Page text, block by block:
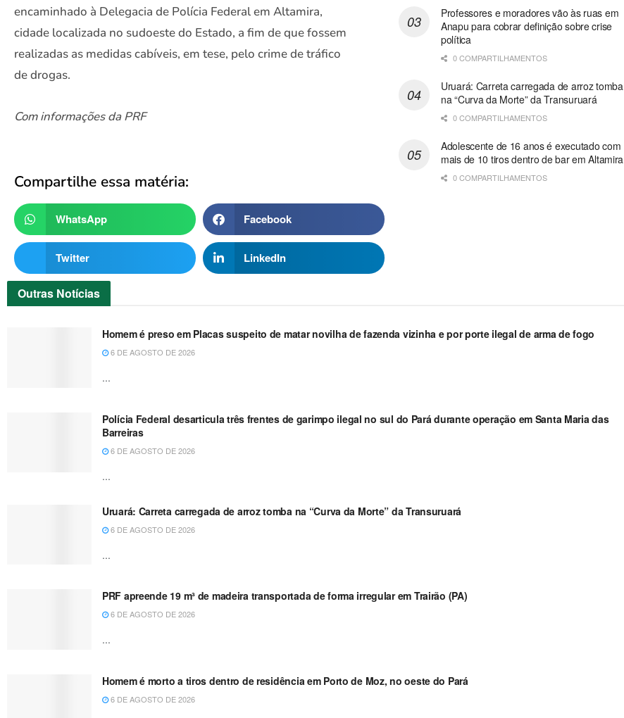
encaminhado à Delegacia de Polícia Federal em Altamira,
cidade localizada no sudoeste do Estado, a fim de que fossem
realizadas as medidas cabíveis, em tese, pelo crime de tráfico
de drogas.
Com informações da PRF
Compartilhe essa matéria:
WhatsApp Facebook
Twitter LinkedIn
Professores e moradores vão às ruas em
Anapu para cobrar definição sobre crise
política
0 COMPARTILHAMENTOS
Uruará: Carreta carregada de arroz tomba
na “Curva da Morte” da Transuruará
0 COMPARTILHAMENTOS
Adolescente de 16 anos é executado com
mais de 10 tiros dentro de bar em Altamira
0 COMPARTILHAMENTOS
Outras Notícias
Homem é preso em Placas suspeito de matar novilha de fazenda vizinha e por porte ilegal de arma de fogo
6 DE AGOSTO DE 2026
...
Polícia Federal desarticula três frentes de garimpo ilegal no sul do Pará durante operação em Santa Maria das
Barreiras
6 DE AGOSTO DE 2026
...
Uruará: Carreta carregada de arroz tomba na “Curva da Morte” da Transuruará
6 DE AGOSTO DE 2026
...
PRF apreende 19 m³ de madeira transportada de forma irregular em Trairão (PA)
6 DE AGOSTO DE 2026
...
Homem é morto a tiros dentro de residência em Porto de Moz, no oeste do Pará
6 DE AGOSTO DE 2026